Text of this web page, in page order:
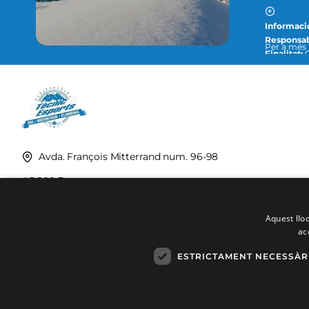
Finalitat:
Per a més informació,
Avda. François Mitterrand num. 96-98
AD200 Encamp
Aquest
ESTRICTAMENT